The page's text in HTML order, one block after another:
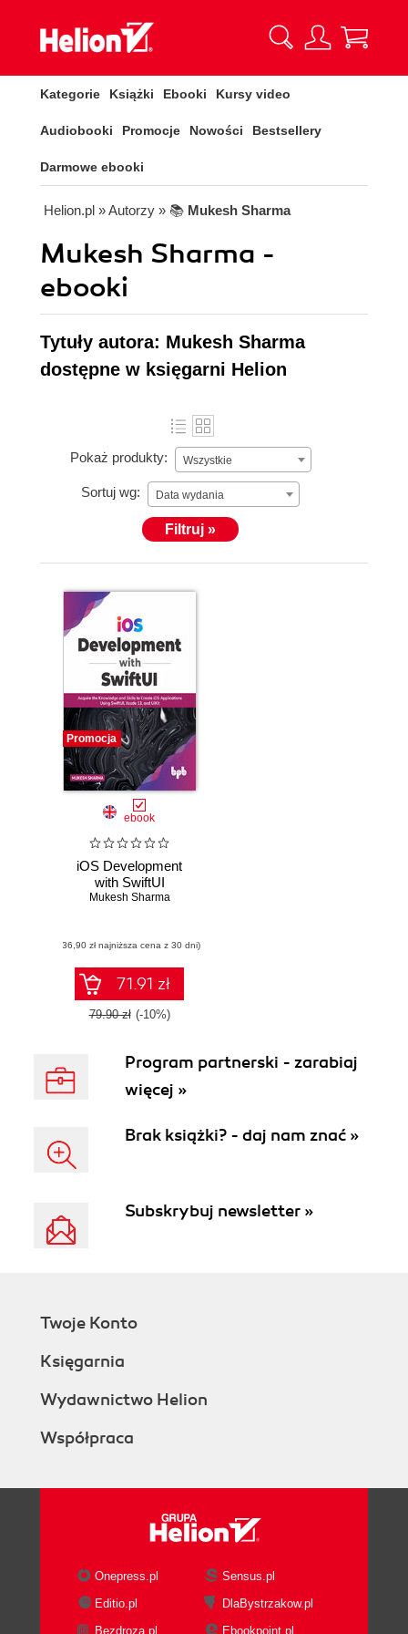
Kategorie Książki Ebooki Kursy video
Audiobooki Promocje Nowości Bestsellery
Darmowe ebooki
Helion.pl » Autorzy » 📚 Mukesh Sharma
Mukesh Sharma -
ebooki
Tytuły autora: Mukesh Sharma
dostępne w księgarni Helion
Pokaż produkty: Wszystkie
Sortuj wg: Data wydania
Filtruj »
Promocja
ebook
iOS Development
with SwiftUI
Mukesh Sharma
(36,90 zł najniższa cena z 30 dni)
71.91 zł
79.90 zł (-10%)
Program partnerski - zarabiaj
więcej »
Brak książki? - daj nam znać »
Subskrybuj newsletter »
Twoje Konto
Księgarnia
Wydawnictwo Helion
Współpraca
Onepress.pl
Sensus.pl
Editio.pl
DlaBystrzakow.pl
Bezdroza.pl
Ebookpoint.pl